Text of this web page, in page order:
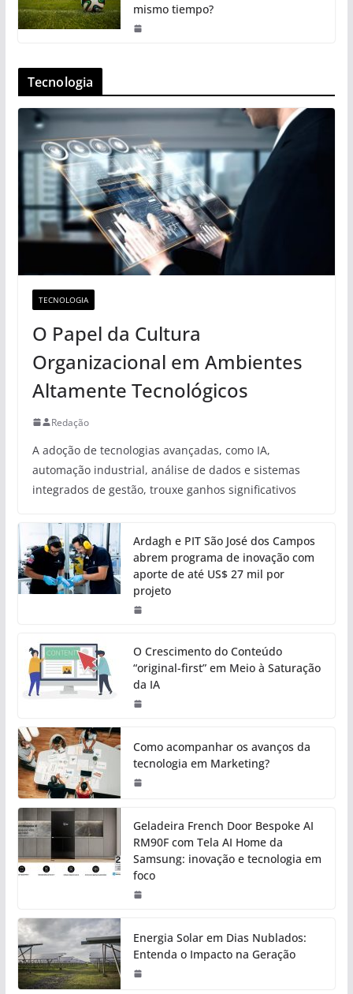
mismo tiempo?
Tecnologia
TECNOLOGIA
O Papel da Cultura
Organizacional em Ambientes
Altamente Tecnológicos
Redação
A adoção de tecnologias avançadas, como IA,
automação industrial, análise de dados e sistemas
integrados de gestão, trouxe ganhos significativos
Ardagh e PIT São José dos Campos
abrem programa de inovação com
aporte de até US$ 27 mil por
projeto
O Crescimento do Conteúdo
“original-first” em Meio à Saturação
da IA
Como acompanhar os avanços da
tecnologia em Marketing?
Geladeira French Door Bespoke AI
RM90F com Tela AI Home da
Samsung: inovação e tecnologia em
foco
Energia Solar em Dias Nublados:
Entenda o Impacto na Geração